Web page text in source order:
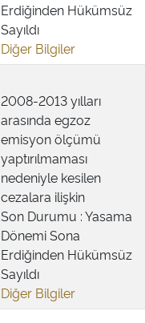
Erdiğinden Hükümsüz
Sayıldı
Diğer Bilgiler
2008-2013 yılları
arasında egzoz
emisyon ölçümü
yaptırılmaması
nedeniyle kesilen
cezalara ilişkin
Son Durumu : Yasama
Dönemi Sona
Erdiğinden Hükümsüz
Sayıldı
Diğer Bilgiler